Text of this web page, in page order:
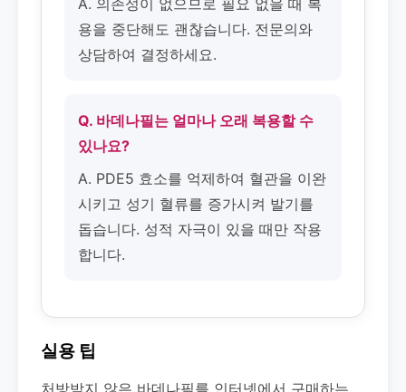
A. 의존성이 없으므로 필요 없을 때 복
용을 중단해도 괜찮습니다. 전문의와
상담하여 결정하세요.
Q. 바데나필는 얼마나 오래 복용할 수
있나요?
A. PDE5 효소를 억제하여 혈관을 이완
시키고 성기 혈류를 증가시켜 발기를
돕습니다. 성적 자극이 있을 때만 작용
합니다.
실용 팁
처방받지 않은 바데나필를 인터넷에서 구매하는